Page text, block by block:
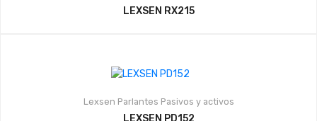
LEXSEN RX215
Lexsen Parlantes Pasivos y activos
LEXSEN PD152